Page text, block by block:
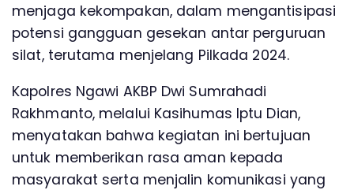
menjaga kekompakan, dalam mengantisipasi
potensi gangguan gesekan antar perguruan
silat, terutama menjelang Pilkada 2024.
Kapolres Ngawi AKBP Dwi Sumrahadi
Rakhmanto, melalui Kasihumas Iptu Dian,
menyatakan bahwa kegiatan ini bertujuan
untuk memberikan rasa aman kepada
masyarakat serta menjalin komunikasi yang